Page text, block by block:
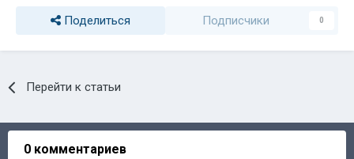
Поделиться Подписчики 0
Перейти к статьи
0 комментариев